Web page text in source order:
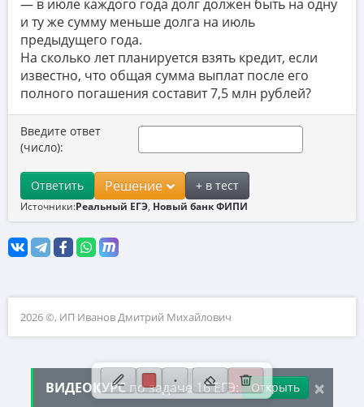
8. Производная
9. Задачи прикладного содержания
10. Текстовые задачи
11. Графики функций
12. Исследование функций
13. Сложные уравнения
14. Стереометрия
15. Неравенства
16. Экономические задачи
18. Параметры
19. Числа и их свойства
— в июле каждого года долг должен быть на одну
и ту же сумму меньше долга на июль
предыдущего года.
На сколько лет планируется взять кредит, если
известно, что общая сумма выплат после его
полного погашения составит 7,5 млн рублей?
Введите ответ
(число):
Ответить Решение + в тест
Источники:Реальный ЕГЭ, Новый банк ФИПИ
2026 ©, ИП Иванов Дмитрий Михайлович
×
ВИДЕОКУРС по задаче 16 ЕГЭ: Открыть